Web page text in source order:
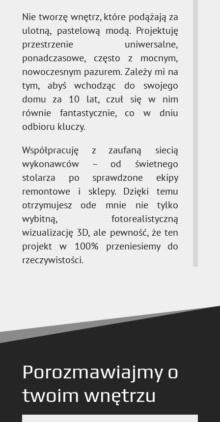
Nie tworzę wnętrz, które podążają za
ulotną, pastelową modą. Projektuję
przestrzenie uniwersalne,
ponadczasowe, często z mocnym,
nowoczesnym pazurem. Zależy mi na
tym, abyś wchodząc do swojego
domu za 10 lat, czuł się w nim
równie fantastycznie, co w dniu
odbioru kluczy.
Współpracuję z zaufaną siecią
wykonawców – od świetnego
stolarza po sprawdzone ekipy
remontowe i sklepy. Dzięki temu
otrzymujesz ode mnie nie tylko
wybitną, fotorealistyczną
wizualizację 3D, ale pewność, że ten
projekt w 100% przeniesiemy do
rzeczywistości.
Porozmawiajmy o
twoim wnętrzu